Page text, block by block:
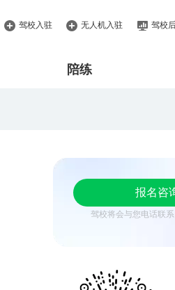
驾校入驻 无人机入驻 驾校
陪练
报名咨
驾校将会与您电话联